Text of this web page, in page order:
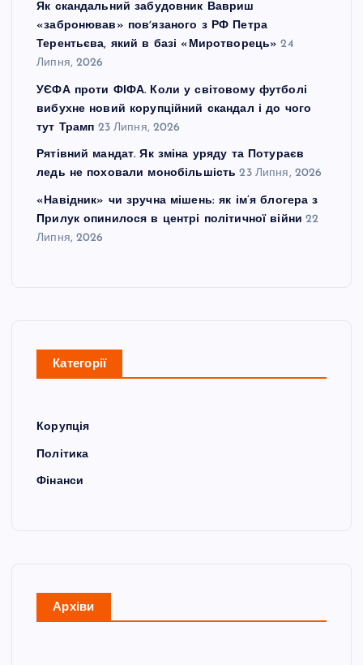
Як скандальний забудовник Вавриш
«забронював» повʼязаного з РФ Петра
Терентьєва, який в базі «Миротворець» 24
Липня, 2026
УЄФА проти ФІФА. Коли у світовому футболі
вибухне новий корупційний скандал і до чого
тут Трамп 23 Липня, 2026
Рятівний мандат. Як зміна уряду та Потураєв
ледь не поховали монобільшість 23 Липня, 2026
«Навідник» чи зручна мішень: як ім’я блогера з
Прилук опинилося в центрі політичної війни 22
Липня, 2026
Категорії
Корупція
Політика
Фінанси
Архіви